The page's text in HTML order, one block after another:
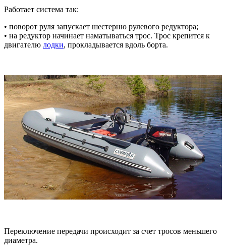
Работает система так:
• поворот руля запускает шестерню рулевого редуктора;
• на редуктор начинает наматываться трос. Трос крепится к
двигателю лодки, прокладывается вдоль борта.
Переключение передачи происходит за счет тросов меньшего
диаметра.